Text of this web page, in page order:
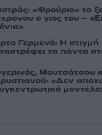
«Φρούριο» το
ο γιος του –
Γερμενό: Η στιγμή
τα πάντα
Μουτσάτσου
«Δεν